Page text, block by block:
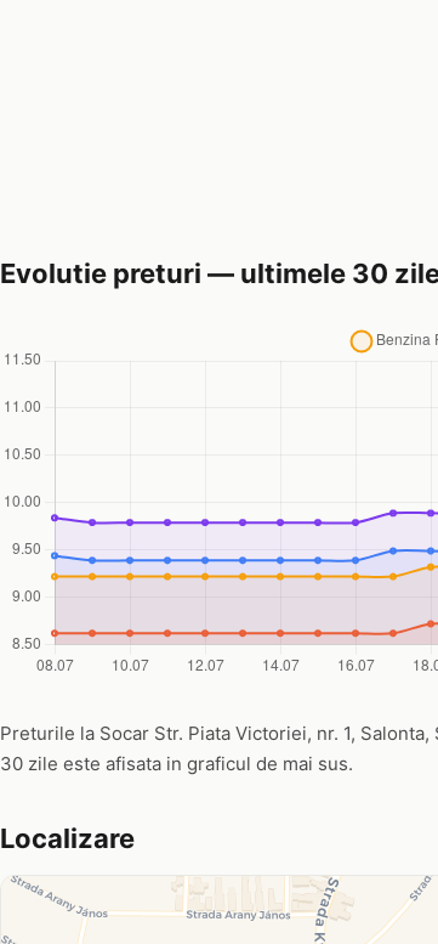
Evolutie preturi — ultimele 30
Preturile la Socar Str. Piata Victoriei, nr. 1,
30 zile este afisata in graficul de mai sus.
Localizare